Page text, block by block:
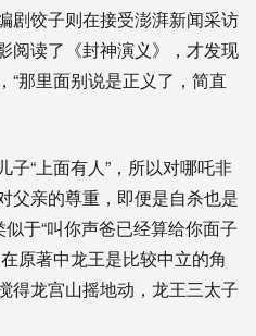
剧饺子则在接受澎湃新闻采访
阅读了 《封神演义》，才发现
，“那里面别说是正义了，简直
子“上面有人” ，所以对哪吒非
父亲的尊重，即便是自杀也是
于“叫你声爸已经算给你面子
在原著中龙王是比较中立的角
得龙宫山摇地动 ， 龙王三太子